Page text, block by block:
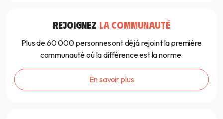
REJOIGNEZ LA COMMUNAUTÉ
Plus de 60 000 personnes ont déjà rejoint la première
communauté où la différence est la norme.
En savoir plus